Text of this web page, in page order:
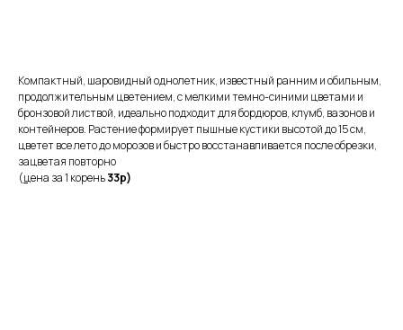
Компактный, шаровидный однолетник, известный ранним и обильным,
продолжительным цветением, с мелкими темно-синими цветами и
бронзовой листвой, идеально подходит для бордюров, клумб, вазонов и
контейнеров. Растение формирует пышные кустики высотой до 15 см,
цветет все лето до морозов и быстро восстанавливается после обрезки,
зацветая повторно
(цена за 1 корень33р)